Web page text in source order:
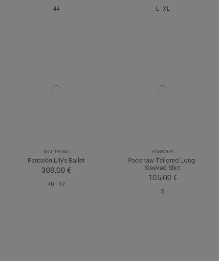
44 L XL
MALIPARMI
Pantalón Lily’s Ballet
309,00 €
40 42
BARBOUR
Padshaw Tailored Long-
Sleeved Shirt
105,00 €
S